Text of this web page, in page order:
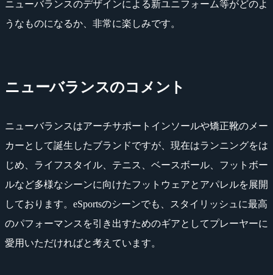
ニューバランスのデザインによる新ユニフォーム等がどのよ
うなものになるか、非常に楽しみです。
ニューバランスのコメント
ニューバランスはアーチサポートインソールや矯正靴のメー
カーとして誕生したブランドですが、現在はランニングをは
じめ、ライフスタイル、テニス、ベースボール、フットボー
ルなど多様なシーンに向けたフットウェアとアパレルを展開
しております。eSportsのシーンでも、スタイリッシュに最高
のパフォーマンスを引き出すためのギアとしてプレーヤーに
愛用いただければと考えています。